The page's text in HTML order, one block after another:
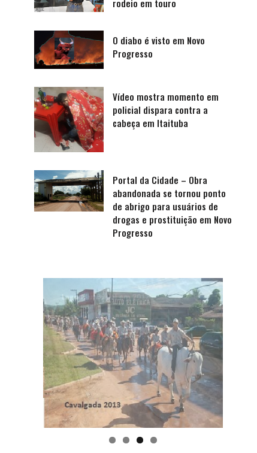
rodeio em touro
O diabo é visto em Novo
Progresso
Vídeo mostra momento em
policial dispara contra a
cabeça em Itaituba
Portal da Cidade – Obra
abandonada se tornou ponto
de abrigo para usuários de
drogas e prostituição em Novo
Progresso